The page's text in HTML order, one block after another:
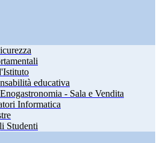
educativa
- Sala e Vendita
Informatica
Studenti